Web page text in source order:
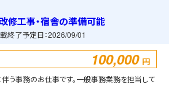
修工事・宿舎の準備可能
終了予定日：2026/09/01
100,000 円
う事務のお仕事です。一般事務業務を担当して